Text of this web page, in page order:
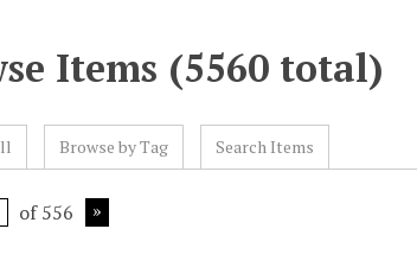
Items (5560 total)
Browse by Tag Search Items
of 556